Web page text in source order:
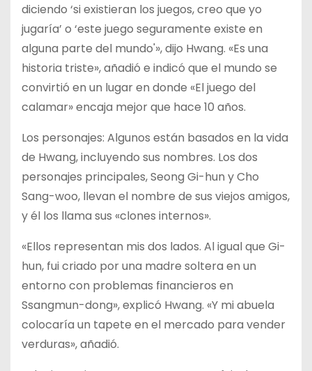
diciendo ‘si existieran los juegos, creo que yo
jugaría’ o ‘este juego seguramente existe en
alguna parte del mundo'», dijo Hwang. «Es una
historia triste», añadió e indicó que el mundo se
convirtió en un lugar en donde «El juego del
calamar» encaja mejor que hace 10 años.
Los personajes: Algunos están basados en la vida
de Hwang, incluyendo sus nombres. Los dos
personajes principales, Seong Gi-hun y Cho
Sang-woo, llevan el nombre de sus viejos amigos,
y él los llama sus «clones internos».
«Ellos representan mis dos lados. Al igual que Gi-
hun, fui criado por una madre soltera en un
entorno con problemas financieros en
Ssangmun-dong», explicó Hwang. «Y mi abuela
colocaría un tapete en el mercado para vender
verduras», añadió.